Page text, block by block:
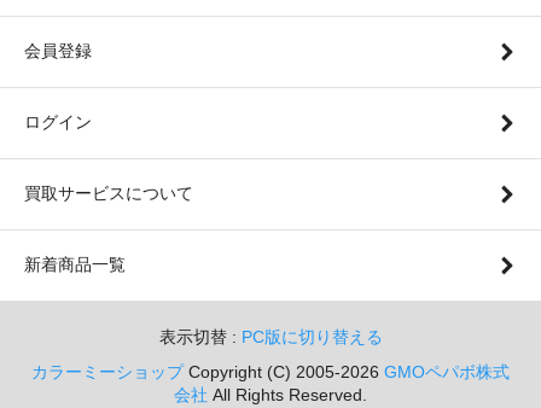
会員登録
ログイン
買取サービスについて
新着商品一覧
表示切替 : PC版に切り替える
カラーミーショップCopyright (C) 2005-2026 GMOペパボ株式
会社 All Rights Reserved.